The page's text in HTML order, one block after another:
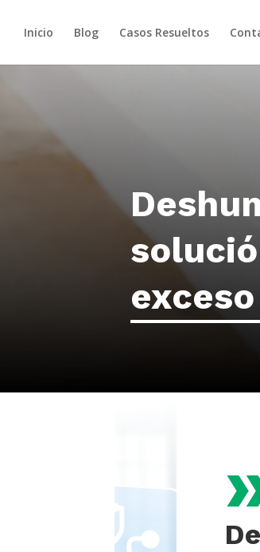
Inicio Blog Casos Resueltos